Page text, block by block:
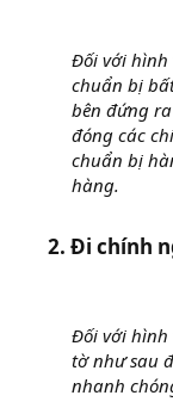
Đối với hình
chuẩn bị
bên đứng
đóng các
chuẩn bị
hàng.
2. Đi chính
Đối với hình
tờ như sau
nhanh